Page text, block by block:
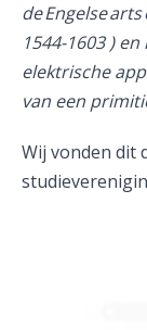
de Engelse
1544-1603 )
elektrische
van een
Wij vonden dit